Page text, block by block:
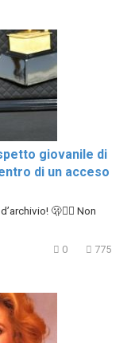
giovanile di
di un acceso
🫢😵‍💫 Non
0 775